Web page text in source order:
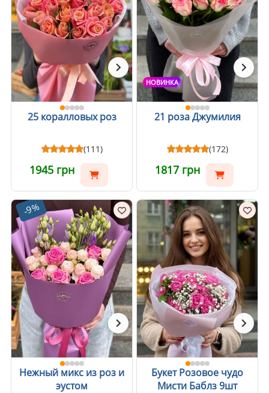
25 коралловых роз
(111)
1945 грн
НОВИНКА
21 роза Джумилия
(172)
1817 грн
-9%
Нежный микс из роз и
эустом
Букет Розовое чудо
Мисти Баблз 9шт